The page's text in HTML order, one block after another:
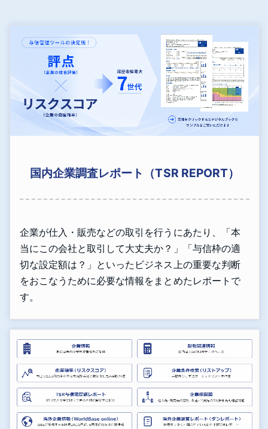
国内企業調査レポート（TSR REPORT）
企業が仕入・販売などの取引を行うにあたり、「本
当にこの会社と取引して大丈夫か？」「与信枠の適
切な設定額は？」といったビジネス上の重要な判断
をおこなうために必要な情報をまとめたレポートで
す。